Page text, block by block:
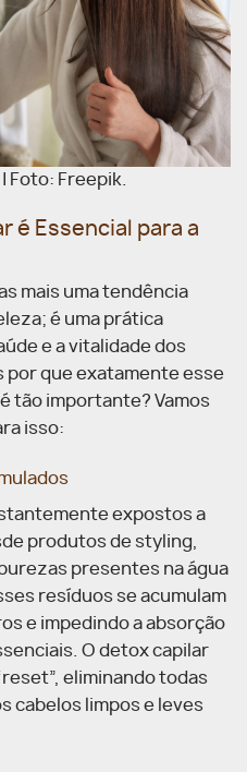
Foto: Freepik.
é Essencial para a
mais uma tendência
é uma prática
e a vitalidade dos
por que exatamente esse
tão importante? Vamos
isso:
expostos a
produtos de styling,
presentes na água
resíduos se acumulam
e impedindo a absorção
O detox capilar
eliminando todas
cabelos limpos e leves